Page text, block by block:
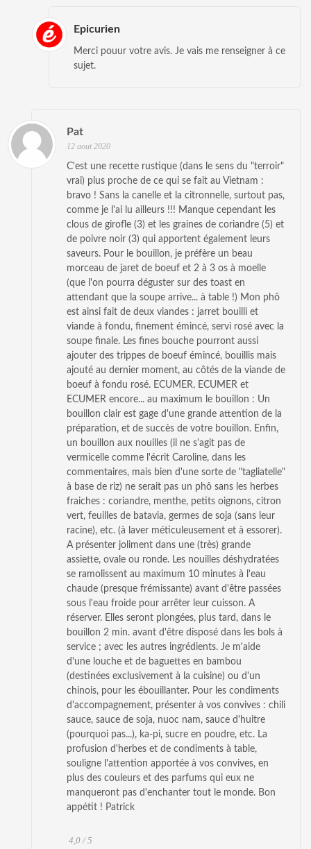
Epicurien
Merci pouur votre avis. Je vais me renseigner à ce
sujet.
Pat
12 aout 2020
C'est une recette rustique (dans le sens du "terroir"
vrai) plus proche de ce qui se fait au Vietnam :
bravo ! Sans la canelle et la citronnelle, surtout pas,
comme je l'ai lu ailleurs !!! Manque cependant les
clous de girofle (3) et les graines de coriandre (5) et
de poivre noir (3) qui apportent également leurs
saveurs. Pour le bouillon, je préfère un beau
morceau de jaret de boeuf et 2 à 3 os à moelle
(que l'on pourra déguster sur des toast en
attendant que la soupe arrive... à table !) Mon phô
est ainsi fait de deux viandes : jarret bouilli et
viande à fondu, finement émincé, servi rosé avec la
soupe finale. Les fines bouche pourront aussi
ajouter des trippes de boeuf émincé, bouillis mais
ajouté au dernier moment, au côtés de la viande de
boeuf à fondu rosé. ECUMER, ECUMER et
ECUMER encore... au maximum le bouillon : Un
bouillon clair est gage d'une grande attention de la
préparation, et de succès de votre bouillon. Enfin,
un bouillon aux nouilles (il ne s'agit pas de
vermicelle comme l'écrit Caroline, dans les
commentaires, mais bien d'une sorte de "tagliatelle"
à base de riz) ne serait pas un phô sans les herbes
fraiches : coriandre, menthe, petits oignons, citron
vert, feuilles de batavia, germes de soja (sans leur
racine), etc. (à laver méticuleusement et à essorer).
A présenter joliment dans une (très) grande
assiette, ovale ou ronde. Les nouilles déshydratées
se ramolissent au maximum 10 minutes à l'eau
chaude (presque frémissante) avant d'être passées
sous l'eau froide pour arrêter leur cuisson. A
réserver. Elles seront plongées, plus tard, dans le
bouillon 2 min. avant d'être disposé dans les bols à
service ; avec les autres ingrédients. Je m'aide
d'une louche et de baguettes en bambou
(destinées exclusivement à la cuisine) ou d'un
chinois, pour les ébouillanter. Pour les condiments
d'accompagnement, présenter à vos convives : chili
sauce, sauce de soja, nuoc nam, sauce d'huitre
(pourquoi pas...), ka-pi, sucre en poudre, etc. La
profusion d'herbes et de condiments à table,
souligne l'attention apportée à vos convives, en
plus des couleurs et des parfums qui eux ne
manqueront pas d'enchanter tout le monde. Bon
appétit ! Patrick
4,0 / 5